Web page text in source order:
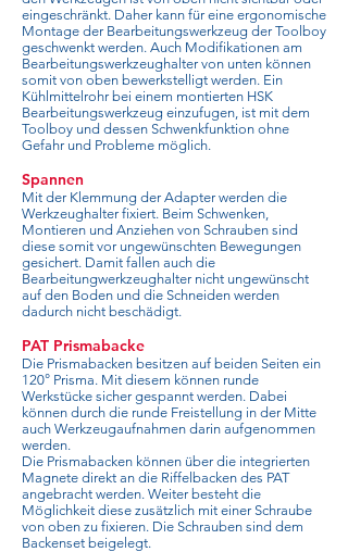
eingeschränkt. Daher kann für eine ergonomische
Montage der Bearbeitungswerkzeug der Toolboy
geschwenkt werden. Auch Modifikationen am
Bearbeitungswerkzeughalter von unten können
somit von oben bewerkstelligt werden. Ein
Kühlmittelrohr bei einem montierten HSK
Bearbeitungswerkzeug einzufugen, ist mit dem
Toolboy und dessen Schwenkfunktion ohne
Gefahr und Probleme möglich.
Spannen
Mit der Klemmung der Adapter werden die
Werkzeughalter fixiert. Beim Schwenken,
Montieren und Anziehen von Schrauben sind
diese somit vor ungewünschten Bewegungen
gesichert. Damit fallen auch die
Bearbeitungwerkzeughalter nicht ungewünscht
auf den Boden und die Schneiden werden
dadurch nicht beschädigt.
PAT Prismabacke
Die Prismabacken besitzen auf beiden Seiten ein
120° Prisma. Mit diesem können runde
Werkstücke sicher gespannt werden. Dabei
können durch die runde Freistellung in der Mitte
auch Werkzeugaufnahmen darin aufgenommen
werden.
Die Prismabacken können über die integrierten
Magnete direkt an die Riffelbacken des PAT
angebracht werden. Weiter besteht die
Möglichkeit diese zusätzlich mit einer Schraube
von oben zu fixieren. Die Schrauben sind dem
Backenset beigelegt.